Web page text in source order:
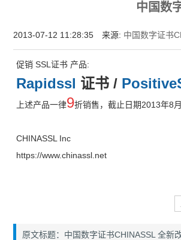
中国数
2013-07-12 11:28:35 来源: 中国数字证书
促销 SSL证书 产品:
Rapidssl 证书 /
上述产品一律9折销售，截止日期2013年8
CHINASSL Inc
https://www.chinassl.net
原文标题：中国数字证书CHINASSL 全新